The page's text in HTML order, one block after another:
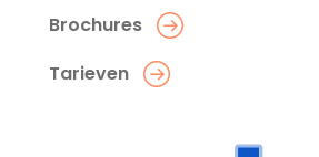
Brochures
Tarieven